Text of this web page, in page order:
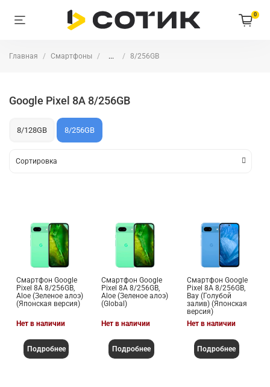
0
Главная Смартфоны ... 8/256GB
Google Pixel 8A 8/256GB
8/128GB 8/256GB
Смартфон Google
Pixel 8A 8/256GB,
Aloe (Зеленое алоэ)
(Японская версия)
Нет в наличии
Подробнее
Смартфон Google
Pixel 8A 8/256GB,
Aloe (Зеленое алоэ)
(Global)
Нет в наличии
Подробнее
Смартфон Google
Pixel 8A 8/256GB,
Bay (Голубой
залив) (Японская
версия)
Нет в наличии
Подробнее